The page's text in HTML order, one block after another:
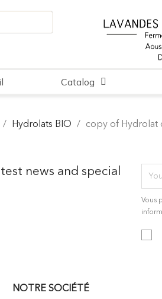
Catalog
Hydrolats BIO copy of Hydrolat
news and special
Vous
NOTRE SOCIÉTÉ